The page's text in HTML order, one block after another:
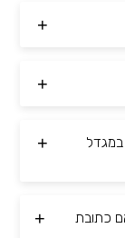
במגדל
כתובת